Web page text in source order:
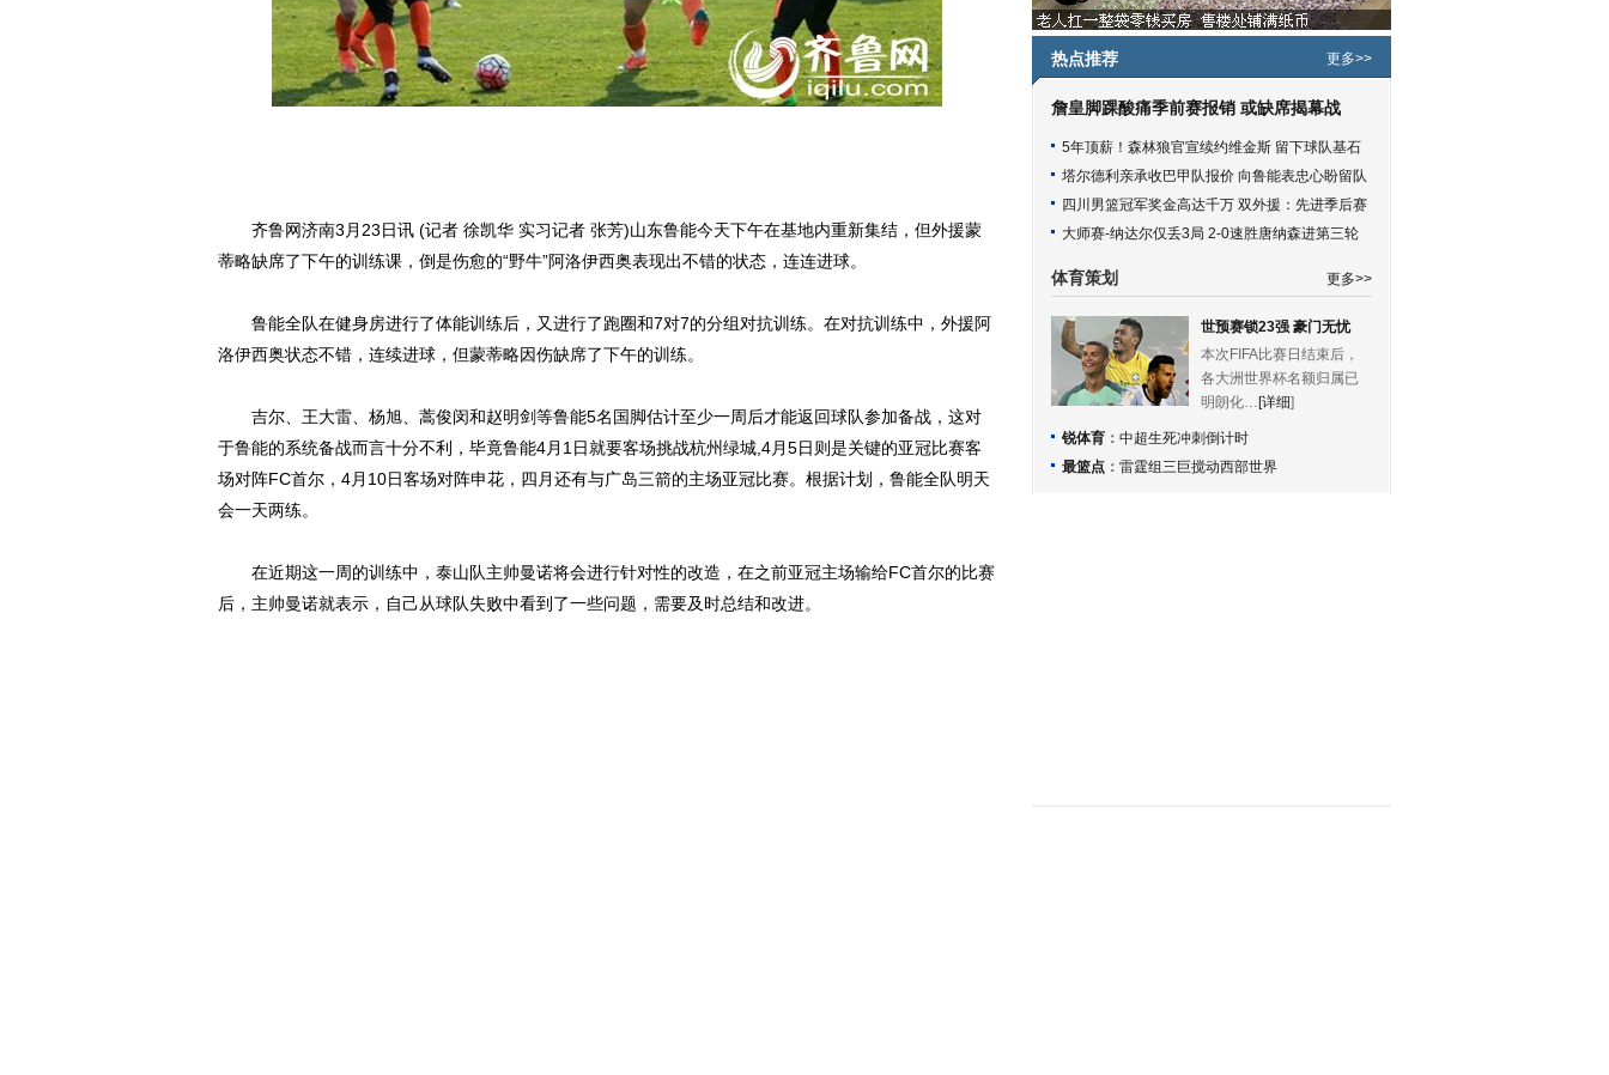
齐鲁网济南3月23日讯 (记者 徐凯华 实习记者 张芳)山东鲁能今天下午在基地内重新集结，但外援蒙
蒂略缺席了下午的训练课，倒是伤愈的“野牛”阿洛伊西奥表现出不错的状态，连连进球。
鲁能全队在健身房进行了体能训练后，又进行了跑圈和7对7的分组对抗训练。在对抗训练中，外援阿
洛伊西奥状态不错，连续进球，但蒙蒂略因伤缺席了下午的训练。
吉尔、王大雷、杨旭、蒿俊闵和赵明剑等鲁能5名国脚估计至少一周后才能返回球队参加备战，这对
于鲁能的系统备战而言十分不利，毕竟鲁能4月1日就要客场挑战杭州绿城,4月5日则是关键的亚冠比赛客
场对阵FC首尔，4月10日客场对阵申花，四月还有与广岛三箭的主场亚冠比赛。根据计划，鲁能全队明天
会一天两练。
在近期这一周的训练中，泰山队主帅曼诺将会进行针对性的改造，在之前亚冠主场输给FC首尔的比赛
后，主帅曼诺就表示，自己从球队失败中看到了一些问题，需要及时总结和改进。
热点推荐 更多>>
詹皇脚踝酸痛季前赛报销 或缺席揭幕战
5年顶薪！森林狼官宣续约维金斯 留下球队基石
塔尔德利亲承收巴甲队报价 向鲁能表忠心盼留队
四川男篮冠军奖金高达千万 双外援：先进季后赛
大师赛-纳达尔仅丢3局 2-0速胜唐纳森进第三轮
体育策划 更多>>
世预赛锁23强 豪门无忧
本次FIFA比赛日结束后，
各大洲世界杯名额归属已
明朗化… [详细]
锐体育 ： 中超生死冲刺倒计时
最篮点 ： 雷霆组三巨搅动西部世界